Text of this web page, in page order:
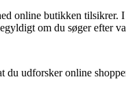
online butikken tilsikrer.
om du søger efter
udforsker online